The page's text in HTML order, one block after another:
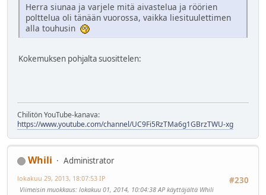
Herra siunaa ja varjele mitä aivastelua ja röörien
polttelua oli tänään vuorossa, vaikka liesituulettimen
alla touhusin
Kokemuksen pohjalta suosittelen:
Chilitön YouTube-kanava:
https://www.youtube.com/channel/UC9Fi5RzTMa6g1GBrzTWU-xg
Whili
Administrator
#230
lokakuu 29, 2013, 18:07:53 IP
Viimeisin muokkaus: lokakuu 01, 2014, 10:04:38 AP käyttäjältä Whili